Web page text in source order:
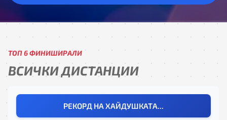
ТОП 6 ФИНИШИРАЛИ
ВСИЧКИ ДИСТАНЦИИ
РЕКОРД НА ХАЙДУШКАТА...